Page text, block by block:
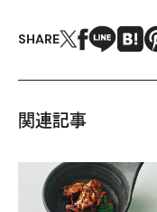
SHARE
関連記事